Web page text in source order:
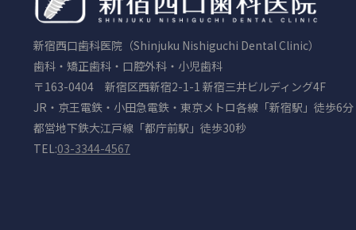
新宿西口歯科医院（Shinjuku Nishiguchi Dental Clinic）
歯科・矯正歯科・口腔外科・小児歯科
〒163-0404 新宿区西新宿2-1-1 新宿三井ビルディング4F
JR・京王電鉄・小田急電鉄・東京メトロ各線「新宿駅」徒歩6分
都営地下鉄大江戸線「都庁前駅」徒歩30秒
TEL:03-3344-4567